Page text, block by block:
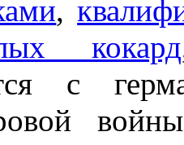
,
кокард
с